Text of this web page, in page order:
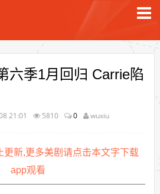
六季1月回归 Carrie陷
21:01 5810 0 wuxiu
更新,更多美剧请点击本文字下载
app观看